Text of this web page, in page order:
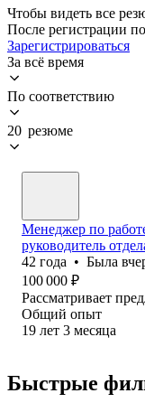
Чтобы видеть все
После регистрации
Зарегистрироваться
За всё время
По соответствию
20 резюме
Менеджер по
руководитель
42 года • Была
100 000 ₽
Рассматривает
Общий опыт
19 лет 3 месяца
Быстрые